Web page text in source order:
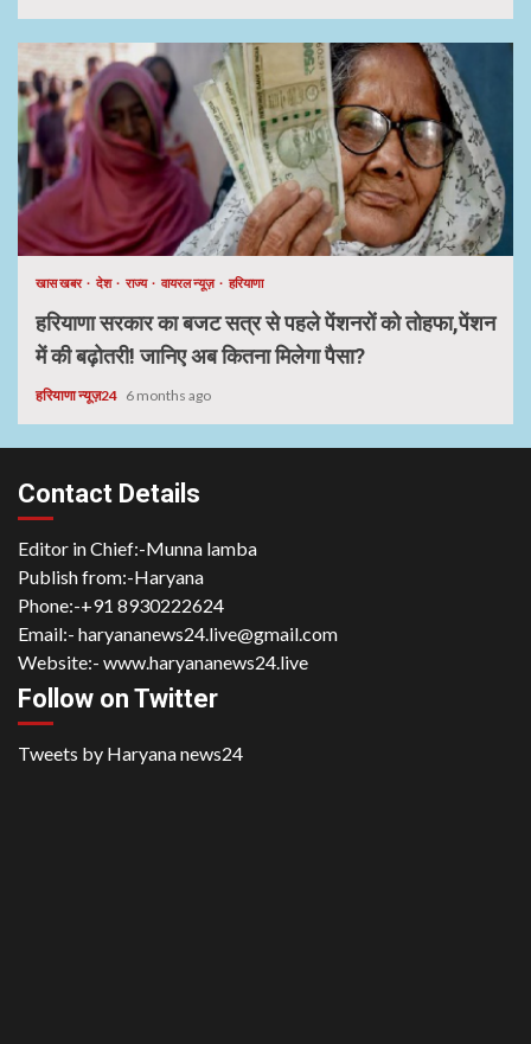
खास खबर देश राज्य वायरल न्यूज़ हरियाणा
हरियाणा सरकार का बजट सत्र से पहले पेंशनरों को तोहफा,पेंशन
में की बढ़ोतरी! जानिए अब कितना मिलेगा पैसा?
हरियाणा न्यूज़24 6 months ago
Contact Details
Editor in Chief:-Munna lamba
Publish from:-Haryana
Phone:-+91 8930222624
Email:- haryananews24.live@gmail.com
Website:- www.haryananews24.live
Follow on Twitter
Tweets by Haryana news24